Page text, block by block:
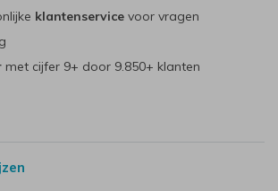
klantenservice voor vragen
met cijfer 9+ door 9.850+ klanten